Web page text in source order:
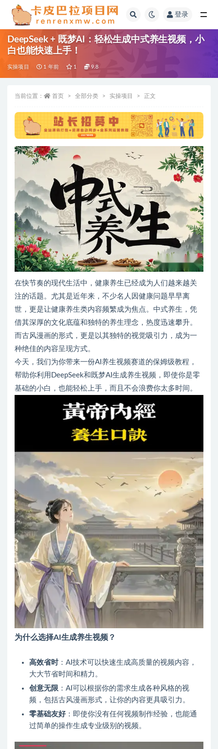
登录
DeepSeek + 既梦AI：轻松生成中式养生视频，小
白也能快速上手！
实操项目 1 年前 1 9.8
当前位置： 首页 全部分类 实操项目 正文
在快节奏的现代生活中，健康养生已经成为人们越来越关
注的话题。尤其是近年来，不少名人因健康问题早早离
世，更是让健康养生类内容频繁成为焦点。中式养生，凭
借其深厚的文化底蕴和独特的养生理念，热度迅速攀升。
而古风漫画的形式，更是以其独特的视觉吸引力，成为一
种绝佳的内容呈现方式。
今天，我们为你带来一份AI养生视频赛道的保姆级教程，
帮助你利用DeepSeek和既梦AI生成养生视频，即使你是零
基础的小白，也能轻松上手，而且不会浪费你太多时间。
为什么选择AI生成养生视频？
高效省时：AI技术可以快速生成高质量的视频内容，
大大节省时间和精力。
创意无限 ：AI可以根据你的需求生成各种风格的视
频，包括古风漫画形式，让你的内容更具吸引力。
零基础友好：即使你没有任何视频制作经验，也能通
过简单的操作生成专业级别的视频。
全部